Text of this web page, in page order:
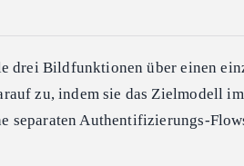
drei Bildfunktionen über einen
zu, indem sie das Zielmodell
separaten Authentifizierungs-